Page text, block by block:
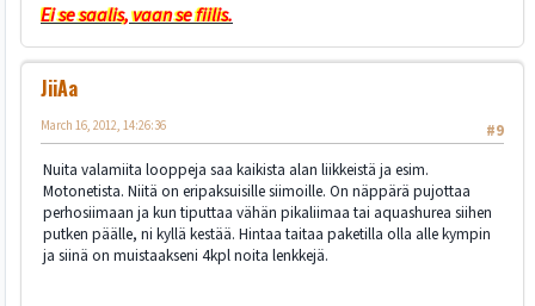
Ei se saalis, vaan se fiilis.
JiiAa
#9
March 16, 2012, 14:26:36
Nuita valamiita looppeja saa kaikista alan liikkeistä ja esim.
Motonetista. Niitä on eripaksuisille siimoille. On näppärä pujottaa
perhosiimaan ja kun tiputtaa vähän pikaliimaa tai aquashurea siihen
putken päälle, ni kyllä kestää. Hintaa taitaa paketilla olla alle kympin
ja siinä on muistaakseni 4kpl noita lenkkejä.